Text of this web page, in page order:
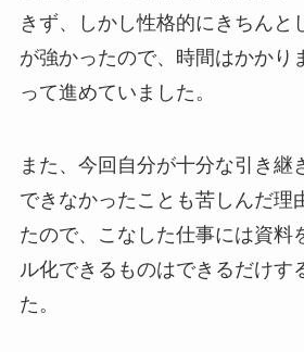
きず、しかし性格的にきちんと
が強かったので、時間はかかり
って進めていました。
また、今回自分が十分な引き継
できなかったことも苦しんだ理
たので、こなした仕事には資料
ル化できるものはできるだけす
た。